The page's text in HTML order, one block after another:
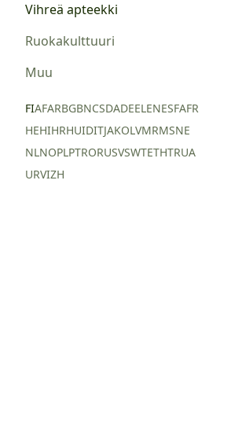
Vihreä apteekki
Ruokakulttuuri
Muu
FIAFARBGBNCSDADEELENESFAFR
HEHIHRHUIDITJAKOLVMRMSNE
NLNOPLPTRORUSVSWTETHTRUA
URVIZH